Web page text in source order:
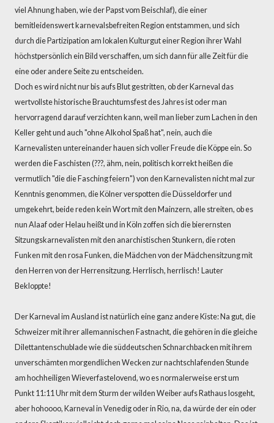
viel Ahnung haben, wie der Papst vom Beischlaf), die einer
bemitleidenswert karnevalsbefreiten Region entstammen, und sich
durch die Partizipation am lokalen Kulturgut einer Region ihrer Wahl
höchstpersönlich ein Bild verschaffen, um sich dann für alle Zeit für die
eine oder andere Seite zu entscheiden.
Doch es wird nicht nur bis aufs Blut gestritten, ob der Karneval das
wertvollste historische Brauchtumsfest des Jahres ist oder man
hervorragend darauf verzichten kann, weil man lieber zum Lachen in den
Keller geht und auch "ohne Alkohol Spaß hat", nein, auch die
Karnevalisten untereinander hauen sich voller Freude die Köppe ein. So
werden die Faschisten (???, ähm, nein, politisch korrekt heißen die
vermutlich "die die Fasching feiern") von den Karnevalisten nicht mal zur
Kenntnis genommen, die Kölner verspotten die Düsseldorfer und
umgekehrt, beide reden kein Wort mit den Mainzern, alle streiten, ob es
nun Alaaf oder Helau heißt und in Köln zoffen sich die bierernsten
Sitzungskarnevalisten mit den anarchistischen Stunkern, die roten
Funken mit den rosa Funken, die Mädchen von der Mädchensitzung mit
den Herren von der Herrensitzung. Herrlisch, herrlisch! Lauter
Bekloppte!
Der Karneval im Ausland ist natürlich eine ganz andere Kiste: Na gut, die
Schweizer mit ihrer allemannischen Fastnacht, die gehören in die gleiche
Dilettantenschublade wie die süddeutschen Schnarchbacken mit ihrem
unverschämten morgendlichen Wecken zur nachtschlafenden Stunde
am hochheiligen Wieverfastelovend, wo es normalerweise erst um
Punkt 11:11 Uhr mit dem Sturm der wilden Weiber aufs Rathaus losgeht,
aber hohoooo, Karneval in Venedig oder in Rio, na, da würde der ein oder